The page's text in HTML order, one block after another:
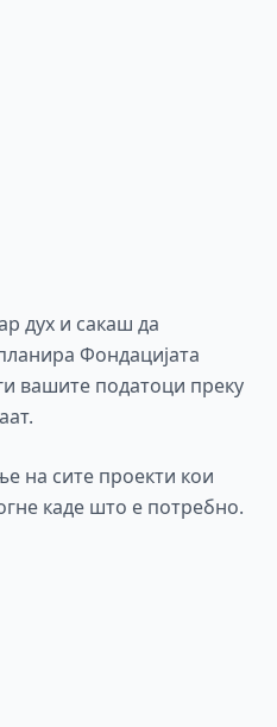
дух и сакаш да
Фондацијата
вашите податоци преку
на сите проекти кои
каде што е потребно.